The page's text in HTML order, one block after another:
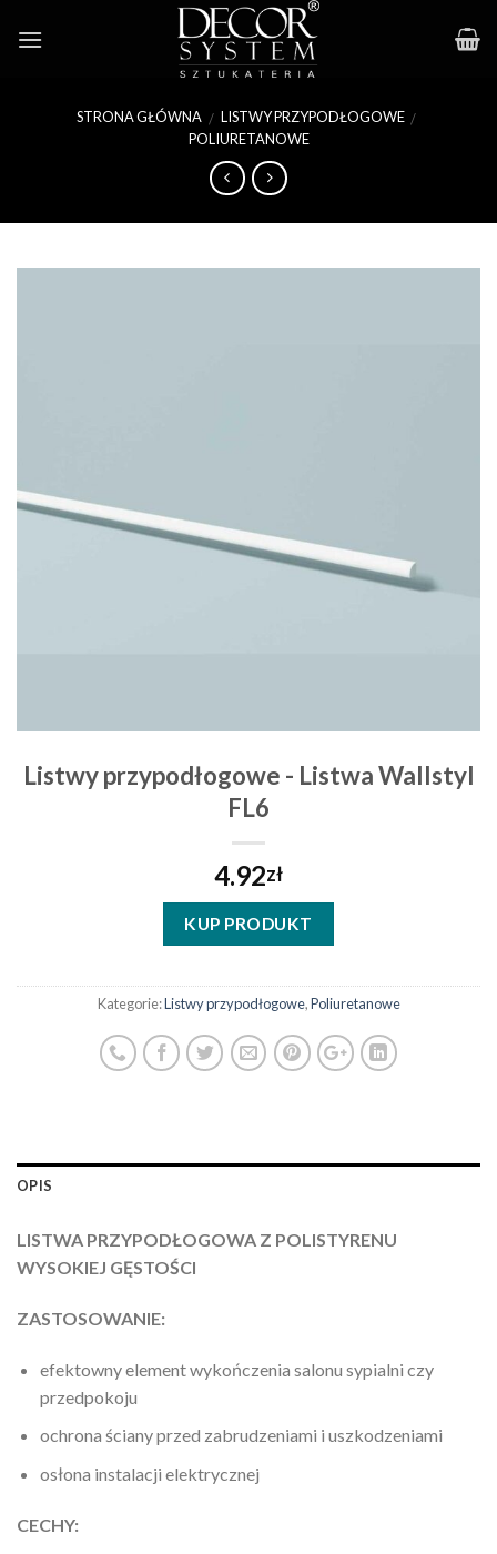
STRONA GŁÓWNA / LISTWY PRZYPODŁOGOWE /
POLIURETANOWE
Listwy przypodłogowe - Listwa Wallstyl
FL6
4.92zł
KUP PRODUKT
Kategorie:Listwy przypodłogowe,Poliuretanowe
OPIS
LISTWA PRZYPODŁOGOWA Z POLISTYRENU
WYSOKIEJ GĘSTOŚCI
ZASTOSOWANIE:
efektowny element wykończenia salonu sypialni czy
przedpokoju
ochrona ściany przed zabrudzeniami i uszkodzeniami
osłona instalacji elektrycznej
CECHY: